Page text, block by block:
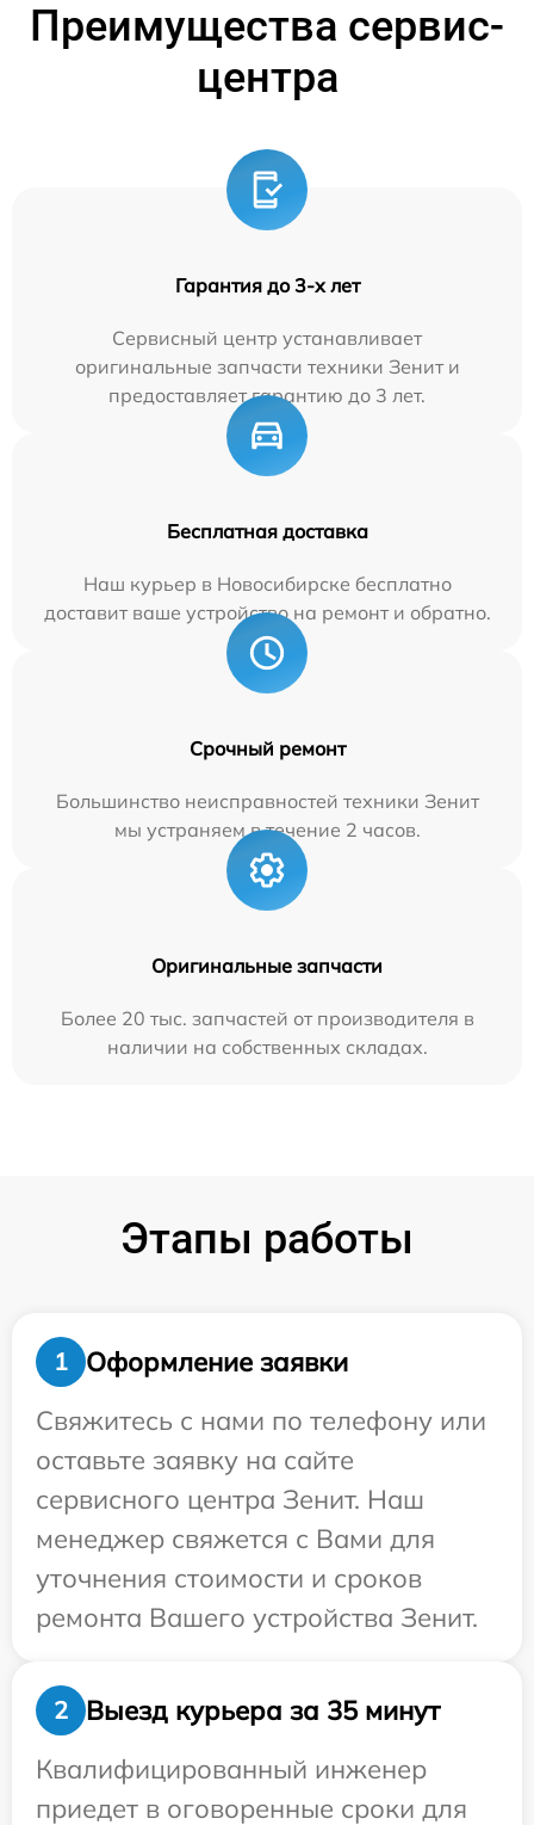
Преимущества сервис-
центра
Гарантия до 3-х лет
Сервисный центр устанавливает
оригинальные запчасти техники Зенит и
предоставляет гарантию до 3 лет.
Бесплатная доставка
Наш курьер в Новосибирске бесплатно
доставит ваше устройство на ремонт и обратно.
Срочный ремонт
Большинство неисправностей техники Зенит
мы устраняем в течение 2 часов.
Оригинальные запчасти
Более 20 тыс. запчастей от производителя в
наличии на собственных складах.
Этапы работы
1
Оформление заявки
Свяжитесь с нами по телефону или
оставьте заявку на сайте
сервисного центра Зенит. Наш
менеджер свяжется с Вами для
уточнения стоимости и сроков
ремонта Вашего устройства Зенит.
2
Выезд курьера за 35 минут
Квалифицированный инженер
приедет в оговоренные сроки для